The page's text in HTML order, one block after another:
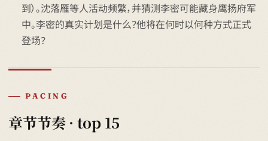
到）。沈落雁等人活动频繁，并猜测李密可能藏身鹰扬府军
中。李密的真实计划是什么？他将在何时以何种方式正式
登场？
PACING
章节节奏 · top 15